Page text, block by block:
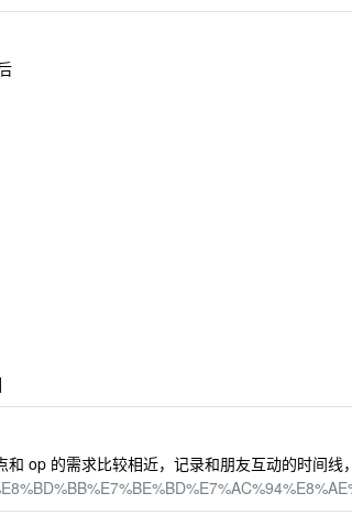
op 的需求比较相近，记录和朋友互动的时间线